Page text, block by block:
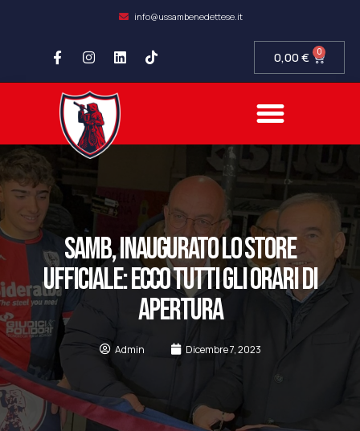
info@ussambenedettese.it
0,00€ 0
Samb, inaugurato lo store
ufficiale: ecco tutti gli orari di
apertura
Admin Dicembre 7, 2023